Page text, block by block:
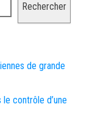
Rechercher
de grande
contrôle d’une